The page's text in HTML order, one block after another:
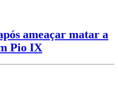
ameaçar matar a
Pio IX